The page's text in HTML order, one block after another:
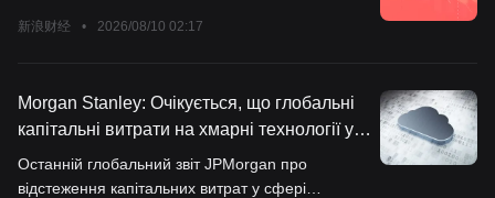
з Іраном
新浪财经 • 2026/08/10 02:17
Morgan Stanley: Очікується, що глобальні
капітальні витрати на хмарні технології у
2027 році зростуть на 29%, після чого у
чотирьох великих гравців виникне дефіцит
Останній глобальний звіт JPMorgan про
відстеження капітальних витрат у сфері